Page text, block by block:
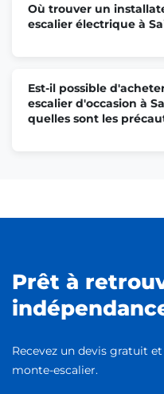
Où trouver un
escalier électrique à
Est-il possible
escalier d'occasion à
quelles sont les
Prêt à
Recevez un devis gratuit
monte-escalier.